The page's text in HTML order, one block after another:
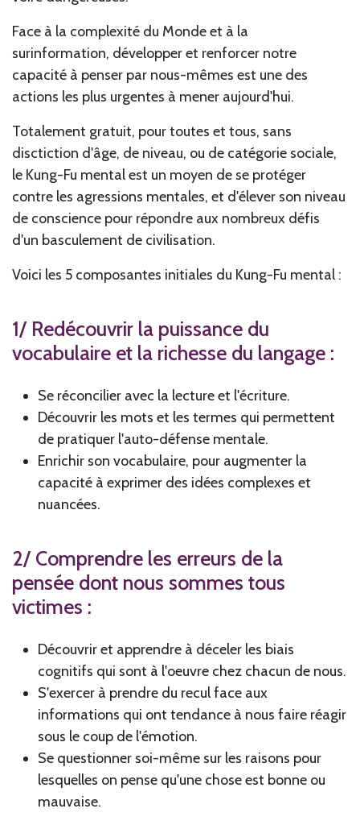
Face à la complexité du Monde et à la
surinformation, développer et renforcer notre
capacité à penser par nous-mêmes est une des
actions les plus urgentes à mener aujourd'hui.
Totalement gratuit, pour toutes et tous, sans
disctiction d'âge, de niveau, ou de catégorie sociale,
le Kung-Fu mental est un moyen de se protéger
contre les agressions mentales, et d'élever son niveau
de conscience pour répondre aux nombreux défis
d'un basculement de civilisation.
Voici les 5 composantes initiales du Kung-Fu mental :
1/ Redécouvrir la puissance du
vocabulaire et la richesse du langage :
Se réconcilier avec la lecture et l'écriture.
Découvrir les mots et les termes qui permettent
de pratiquer l'auto-défense mentale.
Enrichir son vocabulaire, pour augmenter la
capacité à exprimer des idées complexes et
nuancées.
2/ Comprendre les erreurs de la
pensée dont nous sommes tous
victimes :
Découvrir et apprendre à déceler les biais
cognitifs qui sont à l'oeuvre chez chacun de nous.
S'exercer à prendre du recul face aux
informations qui ont tendance à nous faire réagir
sous le coup de l'émotion.
Se questionner soi-même sur les raisons pour
lesquelles on pense qu'une chose est bonne ou
mauvaise.